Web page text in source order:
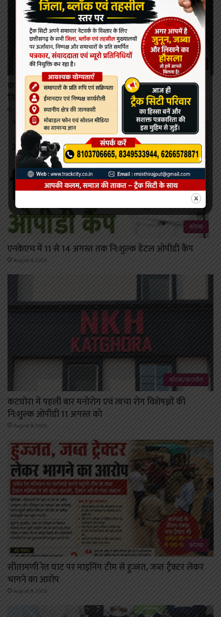
कोरबा/कटघोरा
कटघोरा में पहली बार मनोरोग एवं त्वचा रोग विशेषज्ञों की
नि:शुल्क ओपीडी 11 अगस्त को
August 9, 2026
कोरबा
एनकेएच में 11 से 14 अगस्त तक नि:शुल्क डेंटल ओपीडी कैंप
August 9, 2026
कोरबा/कटघोरा
कटघोरा में पहली बार मनोरोग एवं त्वचा रोग विशेषज्ञों की
नि:शुल्क ओपीडी 11 अगस्त को
August 9, 2026
कोरबा
सीतामणी रेत घाट पर माइनिंग टीम से हुज्जत, जब्त ट्रैक्टर लेकर
भागने का आरोप
August 9, 2026